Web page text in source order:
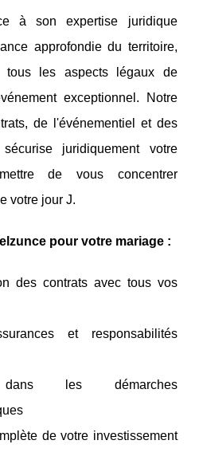
à son expertise juridique
approfondie du territoire,
tous les aspects légaux de
exceptionnel. Notre
de l'événementiel et des
juridiquement votre
de vous concentrer
votre jour J.
pour votre mariage :
des contrats avec tous vos
et responsabilités
dans les démarches
de votre investissement